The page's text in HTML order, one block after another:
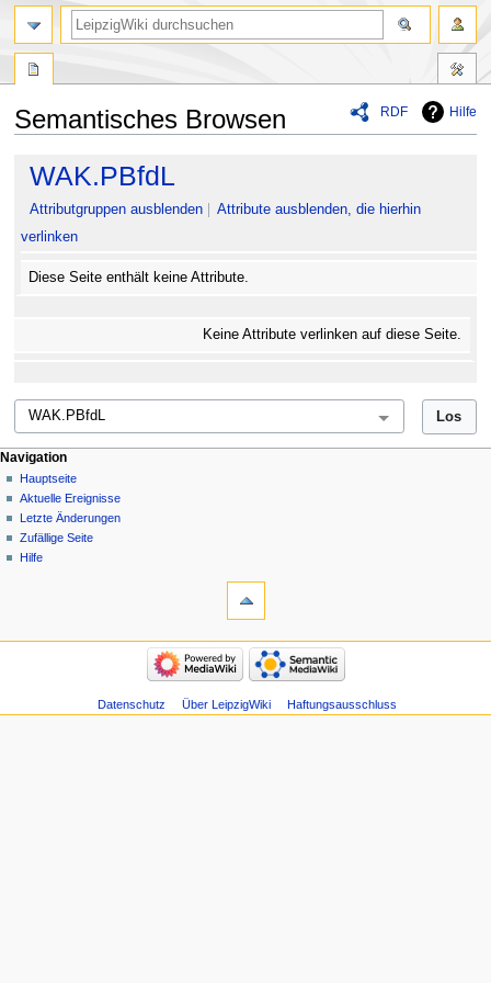
RDF Hilfe
Semantisches Browsen
Navigation
springen
Suche
springen
WAK.PBfdL
Attributgruppen ausblenden
Attribute ausblenden, die hierhin
verlinken
Diese Seite enthält keine Attribute.
Keine Attribute verlinken auf diese Seite.
Navigation
Hauptseite
Aktuelle Ereignisse
Letzte Änderungen
Zufällige Seite
Hilfe
Datenschutz Über LeipzigWiki Haftungsausschluss